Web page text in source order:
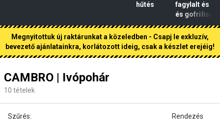
hűtés
fagylalt
és gofri
és
liszt
Megnyitottuk új raktárunkat a közeledben - Csapj le exkluzív,
bevezető ajánlatainkra, korlátozott ideig, csak a készlet erejéig!
CAMBRO | Ivópohár
10 tételek
Szűrés: Rendezés